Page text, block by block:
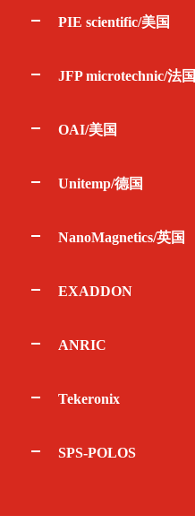
PIE scientific/美国
JFP microtechnic/法国
OAI/美国
Unitemp/德国
NanoMagnetics/英国
EXADDON
ANRIC
Tekeronix
SPS-POLOS